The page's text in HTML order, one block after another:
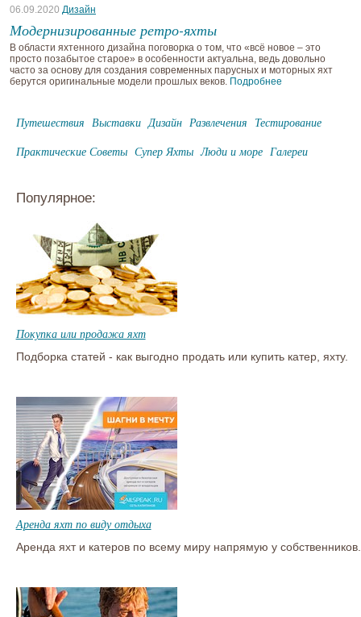
06.09.2020 Дизайн
Модернизированные ретро-яхты
В области яхтенного дизайна поговорка о том, что «всё новое – это
просто позабытое старое» в особенности актуальна, ведь довольно
часто за основу для создания современных парусных и моторных яхт
берутся оригинальные модели прошлых веков. Подробнее
Путешествия Выставки Дизайн Развлечения Тестирование
Практические Советы Супер Яхты Люди и море Галереи
Популярное:
Покупка или продажа яхт
Подборка статей - как выгодно продать или купить катер, яхту.
Аренда яхт по виду отдыха
Аренда яхт и катеров по всему миру напрямую у собственников.